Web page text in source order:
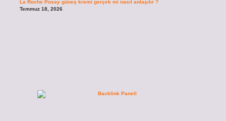
La Roche Posay güneş kremi gerçek mi nasıl anlaşılır ?
Temmuz 18, 2026